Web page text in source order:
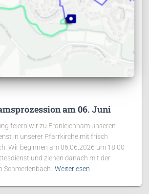
am 06. Juni
feiern wir zu Fronleichnam unseren
in unserer Pfarrkirche mit frisch
Wir beginnen am 06.06.2026 um 18:00
und ziehen danach mit der
Schmerlenbach. Weiterlesen